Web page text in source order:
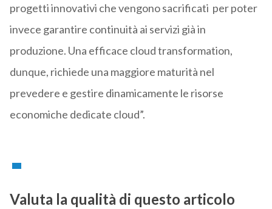
progetti innovativi che vengono sacrificati per poter
invece garantire continuità ai servizi già in
produzione. Una efficace cloud transformation,
dunque, richiede una maggiore maturità nel
prevedere e gestire dinamicamente le risorse
economiche dedicate cloud”.
Valuta la qualità di questo articolo